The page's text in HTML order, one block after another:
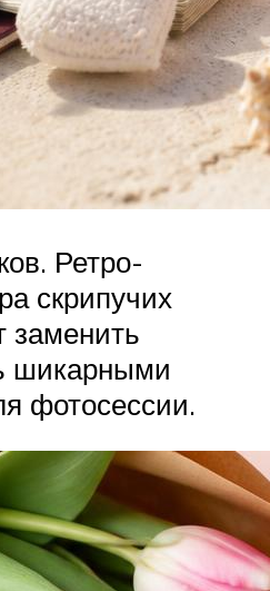
Ретро-
скрипучих
заменить
шикарными
фотосессии.